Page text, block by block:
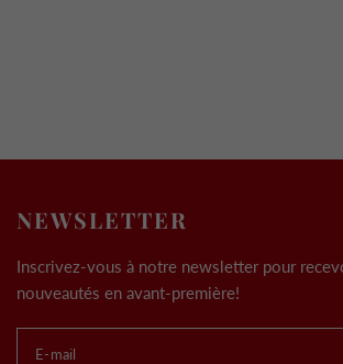
NEWSLETTER
Inscrivez-vous à notre newsletter pour
nouveautés en avant-première!
E-mail